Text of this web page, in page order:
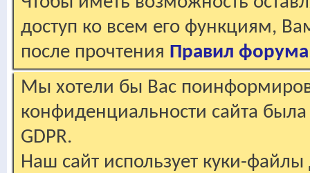
доступ ко всем его функциям,
после прочтения Правил форума
Мы хотели бы Вас
конфиденциальности сайта
GDPR.
Наш сайт использует куки-файлы